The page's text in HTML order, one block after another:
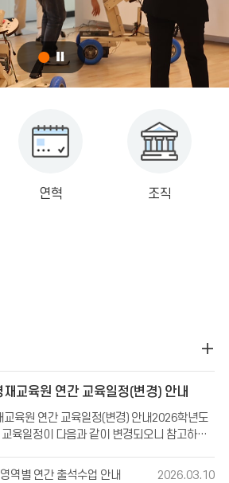
연혁 조직
교육원 연간 교육일정(변경) 안내
육원 연간 교육일정(변경) 안내2026학년도
육일정이 다음과 같이 변경되오니 참고하시
)2026.07.18.(토)2026.07.04.
역별 연간 출석수업 안내 2026.03.10